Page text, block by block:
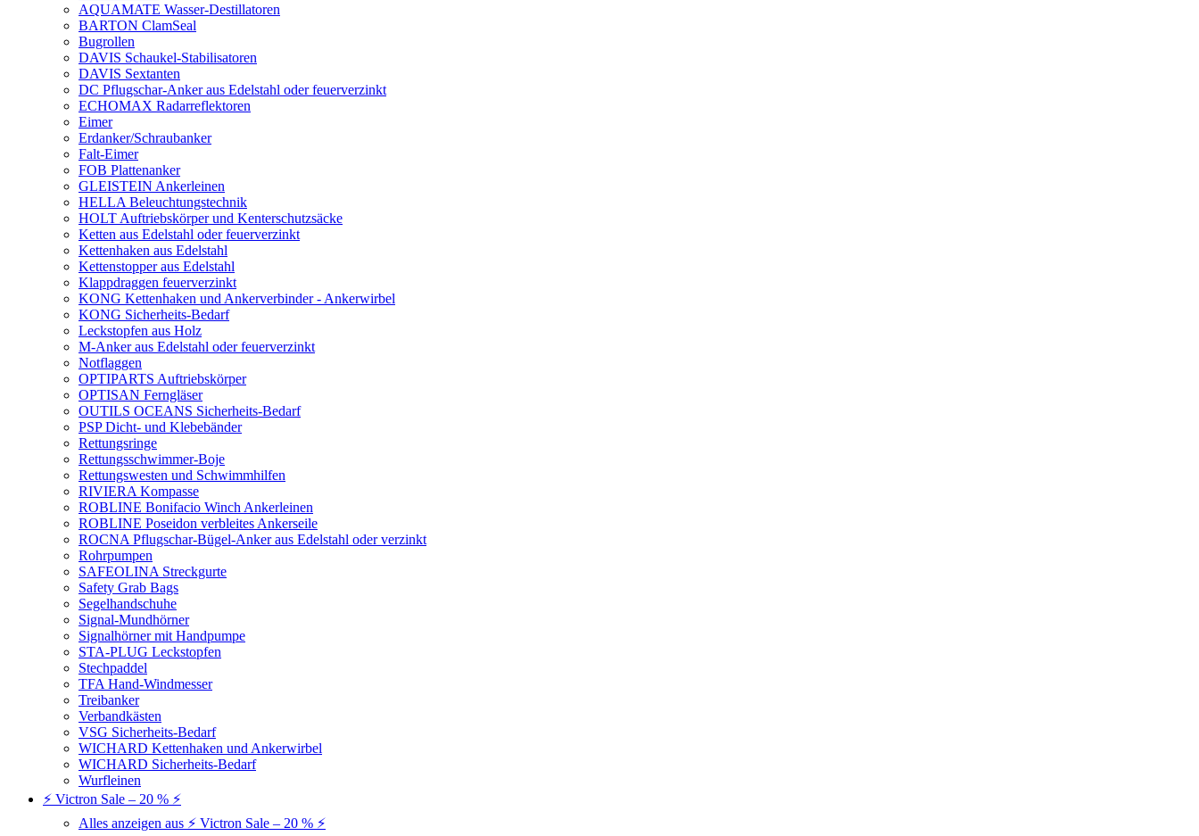
AQUAMATE Wasser-Destillatoren
BARTON ClamSeal
Bugrollen
DAVIS Schaukel-Stabilisatoren
DAVIS Sextanten
DC Pflugschar-Anker aus Edelstahl oder feuerverzinkt
ECHOMAX Radarreflektoren
Eimer
Erdanker/Schraubanker
Falt-Eimer
FOB Plattenanker
GLEISTEIN Ankerleinen
HELLA Beleuchtungstechnik
HOLT Auftriebskörper und Kenterschutzsäcke
Ketten aus Edelstahl oder feuerverzinkt
Kettenhaken aus Edelstahl
Kettenstopper aus Edelstahl
Klappdraggen feuerverzinkt
KONG Kettenhaken und Ankerverbinder - Ankerwirbel
KONG Sicherheits-Bedarf
Leckstopfen aus Holz
M-Anker aus Edelstahl oder feuerverzinkt
Notflaggen
OPTIPARTS Auftriebskörper
OPTISAN Ferngläser
OUTILS OCEANS Sicherheits-Bedarf
PSP Dicht- und Klebebänder
Rettungsringe
Rettungsschwimmer-Boje
Rettungswesten und Schwimmhilfen
RIVIERA Kompasse
ROBLINE Bonifacio Winch Ankerleinen
ROBLINE Poseidon verbleites Ankerseile
ROCNA Pflugschar-Bügel-Anker aus Edelstahl oder verzinkt
Rohrpumpen
SAFEOLINA Streckgurte
Safety Grab Bags
Segelhandschuhe
Signal-Mundhörner
Signalhörner mit Handpumpe
STA-PLUG Leckstopfen
Stechpaddel
TFA Hand-Windmesser
Treibanker
Verbandkästen
VSG Sicherheits-Bedarf
WICHARD Kettenhaken und Ankerwirbel
WICHARD Sicherheits-Bedarf
Wurfleinen
⚡ Victron Sale – 20 % ⚡
Alles anzeigen aus ⚡ Victron Sale – 20 % ⚡